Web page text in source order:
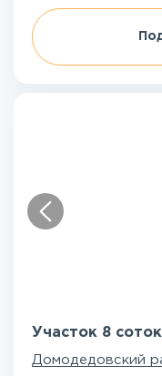
Участок 8
Домодедовский